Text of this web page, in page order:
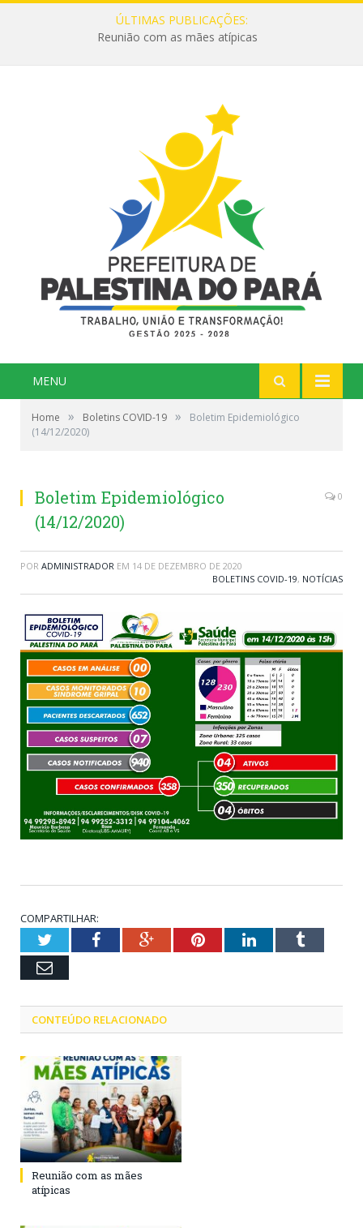
ÚLTIMAS PUBLICAÇÕES:
Reunião com as mães atípicas
MENU
Home » Boletins COVID-19 »
Boletim Epidemiológico
(14/12/2020)
Boletim Epidemiológico
(14/12/2020)
0
POR ADMINISTRADOR EM 14 DE DEZEMBRO DE 2020
BOLETINS COVID-19, NOTÍCIAS
COMPARTILHAR:
TwitterFacebookGoogle+PinterestLinkedInTumblr
Email
CONTEÚDO RELACIONADO
Reunião com as mães
atípicas